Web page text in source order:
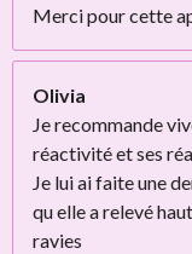
Merci pour cette
Olivia
Je recommande
réactivité et ses
Je lui ai faite une
qu elle a relevé
ravies